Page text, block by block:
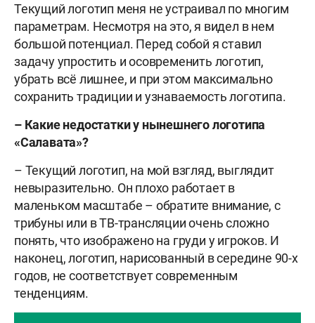
Текущий логотип меня не устраивал по многим
параметрам. Несмотря на это, я видел в нем
большой потенциал. Перед собой я ставил
задачу упростить и осовременить логотип,
убрать всё лишнее, и при этом максимально
сохранить традиции и узнаваемость логотипа.
– Какие недостатки у нынешнего логотипа
«Салавата»?
– Текущий логотип, на мой взгляд, выглядит
невыразительно. Он плохо работает в
маленьком масштабе – обратите внимание, с
трибуны или в ТВ-трансляции очень сложно
понять, что изображено на груди у игроков. И
наконец, логотип, нарисованный в середине 90-х
годов, не соответствует современным
тенденциям.